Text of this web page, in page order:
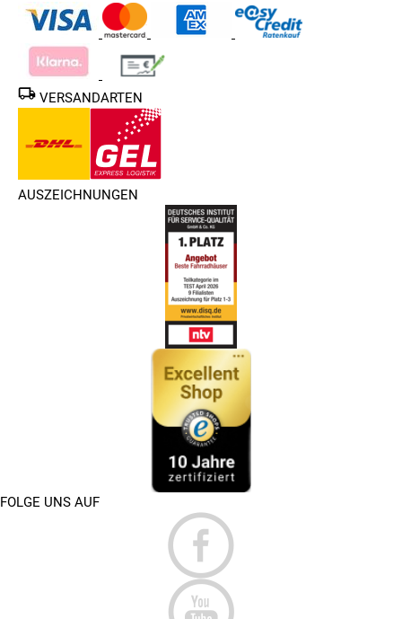
VERSANDARTEN
AUSZEICHNUNGEN
FOLGE UNS AUF